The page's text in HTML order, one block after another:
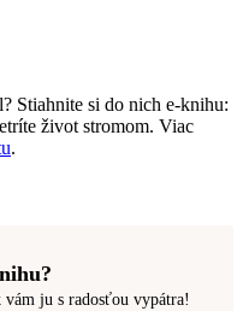
Stiahnite si do nich e-knihu:
život stromom. Viac
.
ju s radosťou vypátra!